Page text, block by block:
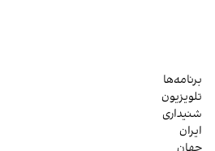
برنامه‌ها
تلویزیون
شنیداری
ایران